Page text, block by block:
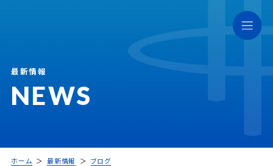
NEWS
最新情報
ホーム 最新情報
ブログ